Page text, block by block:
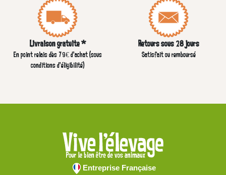
Livraison gratuite *
En point relais dès 79€ d’achat (sous
conditions d'éligibilité)
Retours sous 28 jours
Satisfait ou remboursé
Entreprise Française